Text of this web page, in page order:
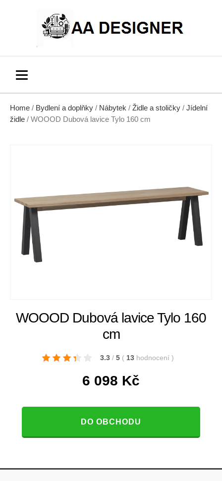
Home / Bydlení a doplňky / Nábytek / Židle a stoličky / Jídelní
židle / WOOOD Dubová lavice Tylo 160 cm
WOOOD Dubová lavice Tylo 160
cm
3.3 / 5 ( 13 hodnocení )
6 098 Kč
DO OBCHODU